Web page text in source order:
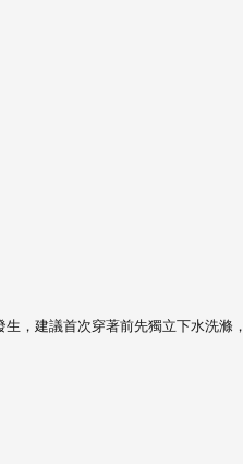
，建議首次穿著前先獨立下水洗滌，